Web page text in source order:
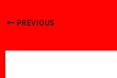
PREVIOUS